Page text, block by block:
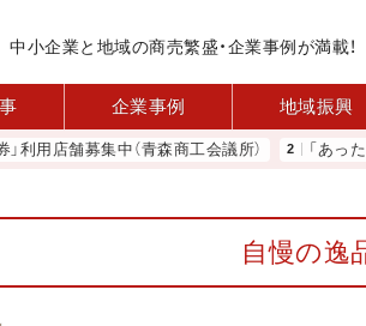
中小企業と地域の商売繁盛・企業事例が満載！
企業事例 地域振興
集中（青森商工会議所） 「あったらいいね」
自慢の逸